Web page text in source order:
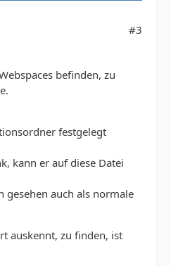
#3
befinden, zu
festgelegt
kann er auf diese Datei
gesehen auch als normale
auskennt, zu finden, ist